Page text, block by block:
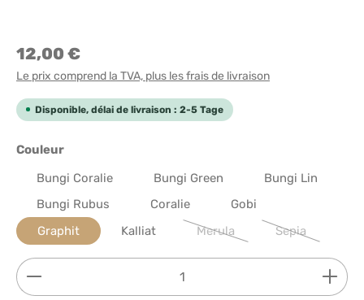
12,00 €
Le prix comprend la TVA, plus les frais de livraison
Disponible, délai de livraison : 2-5 Tage
Sélectionnez
Couleur
Bungi Coralie
Bungi Green
Bungi Lin
Bungi Rubus
Coralie
Gobi
Graphit
Kalliat Merula
(Cette option n'est pas
Sepia
(Cette option
Quantité de produit : Entrez la quantité